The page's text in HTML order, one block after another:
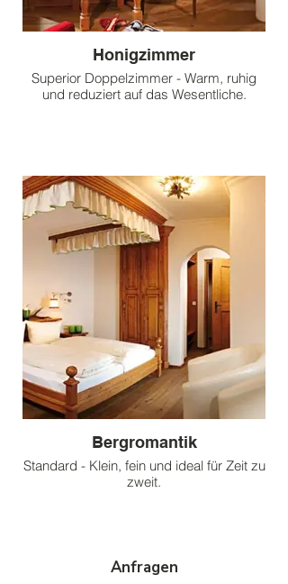
Honigzimmer
Superior Doppelzimmer - Warm, ruhig
und reduziert auf das Wesentliche.
Bergromantik
Standard - Klein, fein und ideal für Zeit zu
zweit.
Anfragen